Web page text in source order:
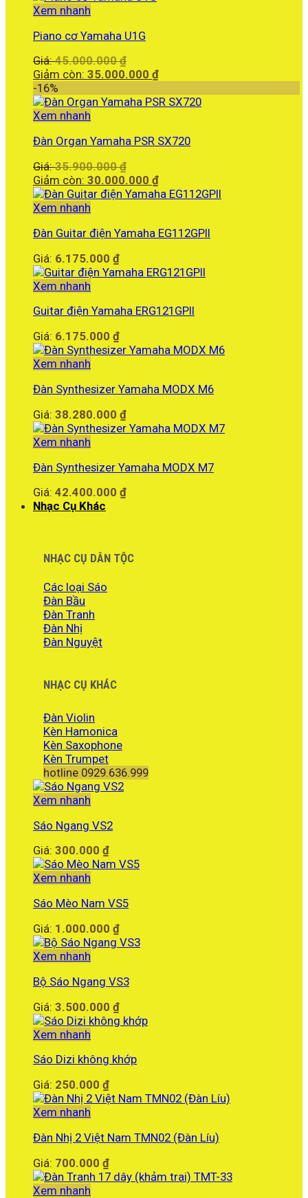
Xem nhanh
Piano cơ Yamaha U1G
Giá:45.000.000₫
gốc
45.000.000 ₫.
Giảm còn: 35.000.000 ₫Giá
tại
-16%
Xem nhanh
Đàn Organ Yamaha PSR SX720
Giá:35.900.000₫
gốc
là:
Giảm còn: 30.000.000 ₫Giá
hiện
30.000.000 ₫.
Xem nhanh
Đàn Guitar điện Yamaha EG112GPII
Giá: 6.175.000 ₫
Xem nhanh
Guitar điện Yamaha ERG121GPII
Giá: 6.175.000 ₫
Xem nhanh
Đàn Synthesizer Yamaha MODX M6
Giá: 38.280.000 ₫
Xem nhanh
Đàn Synthesizer Yamaha MODX M7
Giá: 42.400.000 ₫
Nhạc Cụ Khác
NHẠC CỤ DÂN TỘC
Các loại Sáo
Đàn Bầu
Đàn Tranh
Đàn Nhị
Đàn Nguyệt
NHẠC CỤ KHÁC
Đàn Violin
Kèn Hamonica
Kèn Saxophone
Kèn Trumpet
hotline 0929.636.999
Xem nhanh
Sáo Ngang VS2
Giá: 300.000 ₫
Xem nhanh
Sáo Mèo Nam VS5
Giá: 1.000.000 ₫
Xem nhanh
Bộ Sáo Ngang VS3
Giá: 3.500.000 ₫
Xem nhanh
Sáo Dizi không khớp
Giá: 250.000 ₫
Xem nhanh
Đàn Nhị 2 Việt Nam TMN02 (Đàn Líu)
Giá: 700.000 ₫
Xem nhanh